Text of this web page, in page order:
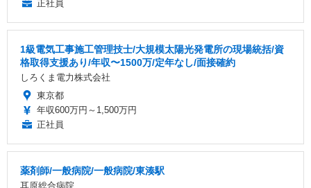
正社員
1級電気工事施工管理技士/大規模太陽光発電所の現場統括/資
格取得支援あり/年収〜1500万/定年なし/面接確約
しろくま電力株式会社
東京都
年収600万円～1,500万円
正社員
薬剤師/一般病院/一般病院/東湊駅
耳原総合病院